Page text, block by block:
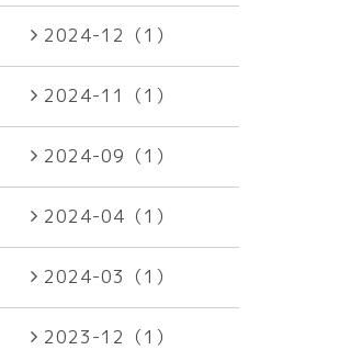
2024-12（1）
2024-11（1）
2024-09（1）
2024-04（1）
2024-03（1）
2023-12（1）